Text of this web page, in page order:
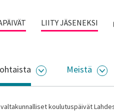
LIITY JÄSENEKSI
VALIKKOAVAA ALASIVUJEN
Meistä
koulutuspäivät